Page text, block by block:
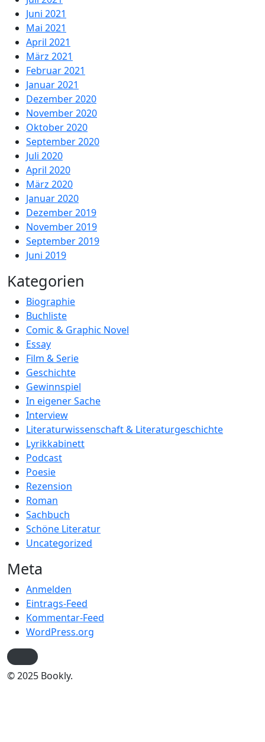
Juni 2021
Mai 2021
April 2021
März 2021
Februar 2021
Januar 2021
Dezember 2020
November 2020
Oktober 2020
September 2020
Juli 2020
April 2020
März 2020
Januar 2020
Dezember 2019
November 2019
September 2019
Juni 2019
Kategorien
Biographie
Buchliste
Comic & Graphic Novel
Essay
Film & Serie
Geschichte
Gewinnspiel
In eigener Sache
Interview
Literaturwissenschaft & Literaturgeschichte
Lyrikkabinett
Podcast
Poesie
Rezension
Roman
Sachbuch
Schöne Literatur
Uncategorized
Meta
Anmelden
Eintrags-Feed
Kommentar-Feed
WordPress.org
© 2025 Bookly.